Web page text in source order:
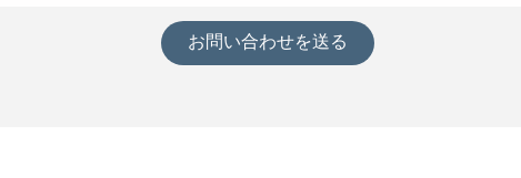
お問い合わせを送る